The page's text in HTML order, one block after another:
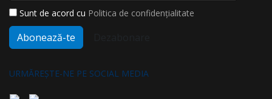
Sunt de acord cu Politica de confidențialitate
Abonează-te
URMĂREȘTE-NE PE SOCIAL MEDIA